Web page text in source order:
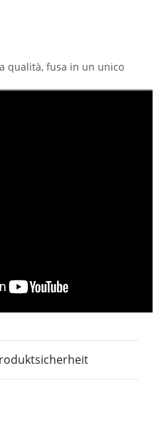
qualità, fusa in un unico